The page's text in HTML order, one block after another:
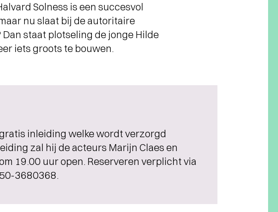
Solness is een succesvol
nu slaat bij de autoritaire
staat plotseling de jonge Hilde
iets groots te bouwen.
inleiding welke wordt verzorgd
zal hij de acteurs Marijn Claes en
19.00 uur open. Reserveren verplicht via
3680368.